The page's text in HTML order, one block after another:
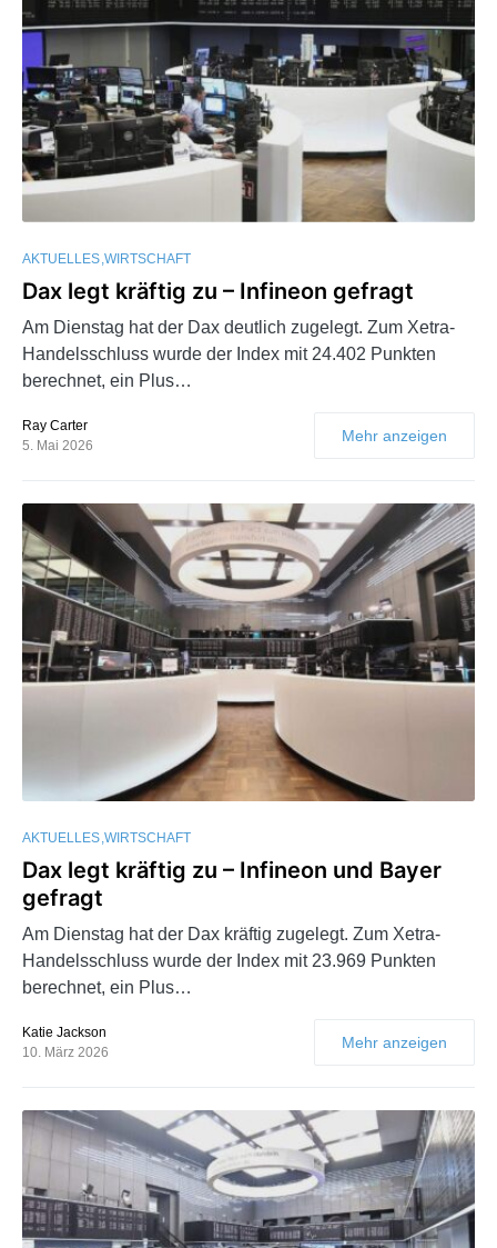
AKTUELLES WIRTSCHAFT
Dax legt kräftig zu – Infineon gefragt
Am Dienstag hat der Dax deutlich zugelegt. Zum Xetra-
Handelsschluss wurde der Index mit 24.402 Punkten
berechnet, ein Plus…
Ray Carter
5. Mai 2026
Mehr anzeigen
AKTUELLES WIRTSCHAFT
Dax legt kräftig zu – Infineon und Bayer
gefragt
Am Dienstag hat der Dax kräftig zugelegt. Zum Xetra-
Handelsschluss wurde der Index mit 23.969 Punkten
berechnet, ein Plus…
Katie Jackson
10. März 2026
Mehr anzeigen